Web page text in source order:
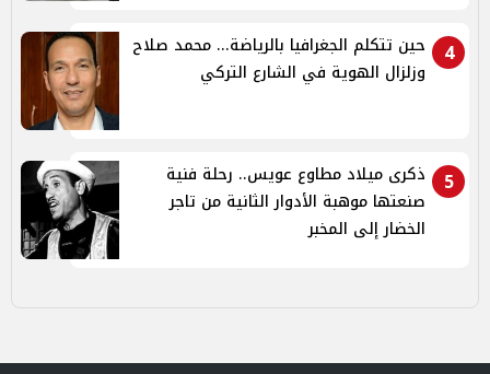
4
حين تتكلم الجغرافيا بالرياضة... محمد صلاح
وزلزال الهوية في الشارع التركي
5
ذكرى ميلاد مطاوع عويس.. رحلة فنية
صنعتها موهبة الأدوار الثانية من تاجر
الخضار إلى المخبر